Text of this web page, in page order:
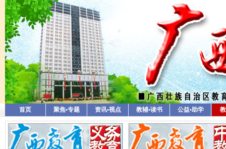
首页 聚焦•专题 资讯•视点 教辅•读书 公益•助学